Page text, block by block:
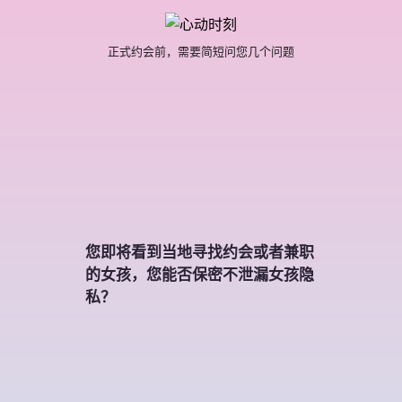
正式约会前，需要简短问您几个问题
您即将看到当地寻找约会或者兼职
的女孩，您能否保密不泄漏女孩隐
私？